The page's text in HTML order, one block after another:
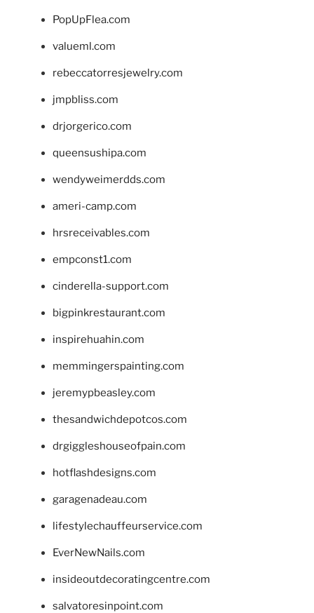
PopUpFlea.com
valueml.com
rebeccatorresjewelry.com
jmpbliss.com
drjorgerico.com
queensushipa.com
wendyweimerdds.com
ameri-camp.com
hrsreceivables.com
empconst1.com
cinderella-support.com
bigpinkrestaurant.com
inspirehuahin.com
memmingerspainting.com
jeremypbeasley.com
thesandwichdepotcos.com
drgiggleshouseofpain.com
hotflashdesigns.com
garagenadeau.com
lifestylechauffeurservice.com
EverNewNails.com
insideoutdecoratingcentre.com
salvatoresinpoint.com